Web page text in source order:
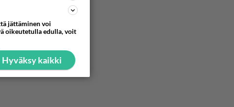
jättäminen voi
oikeutetulla edulla, voit
Hyväksy kaikki